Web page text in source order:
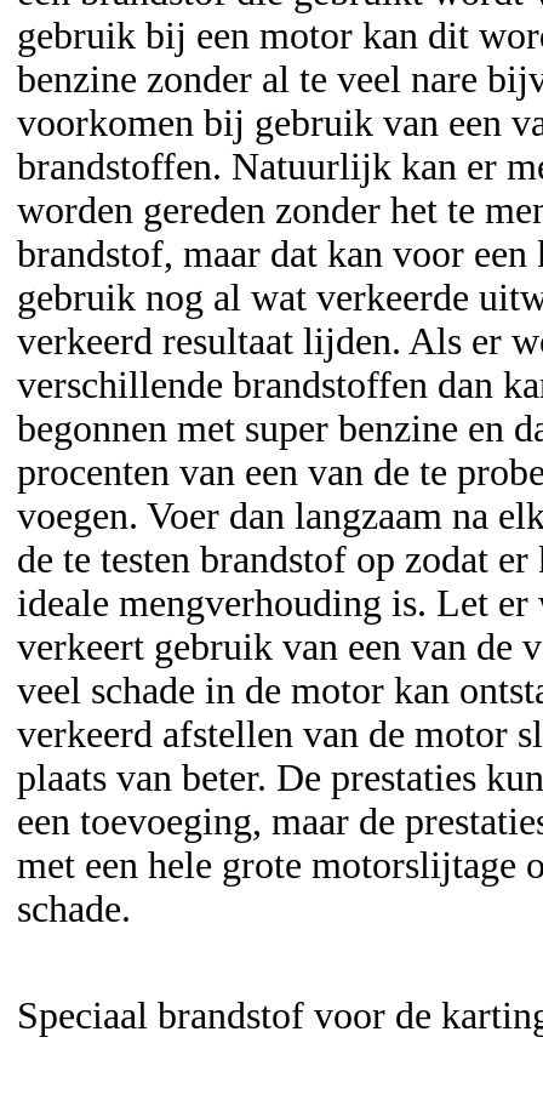
gebruik bij een motor kan dit
benzine zonder al te veel nare
voorkomen bij gebruik van een
brandstoffen. Natuurlijk kan er
worden gereden zonder het te
brandstof, maar dat kan voor
gebruik nog al wat verkeerde
verkeerd resultaat lijden. Als er
verschillende brandstoffen dan
begonnen met super benzine en
procenten van een van de te
voegen. Voer dan langzaam na
de te testen brandstof op zodat
ideale mengverhouding is. Let
verkeert gebruik van een van de
veel schade in de motor kan
verkeerd afstellen van de motor
plaats van beter. De prestaties
een toevoeging, maar de
met een hele grote motorslijtage
schade.
Speciaal brandstof voor de